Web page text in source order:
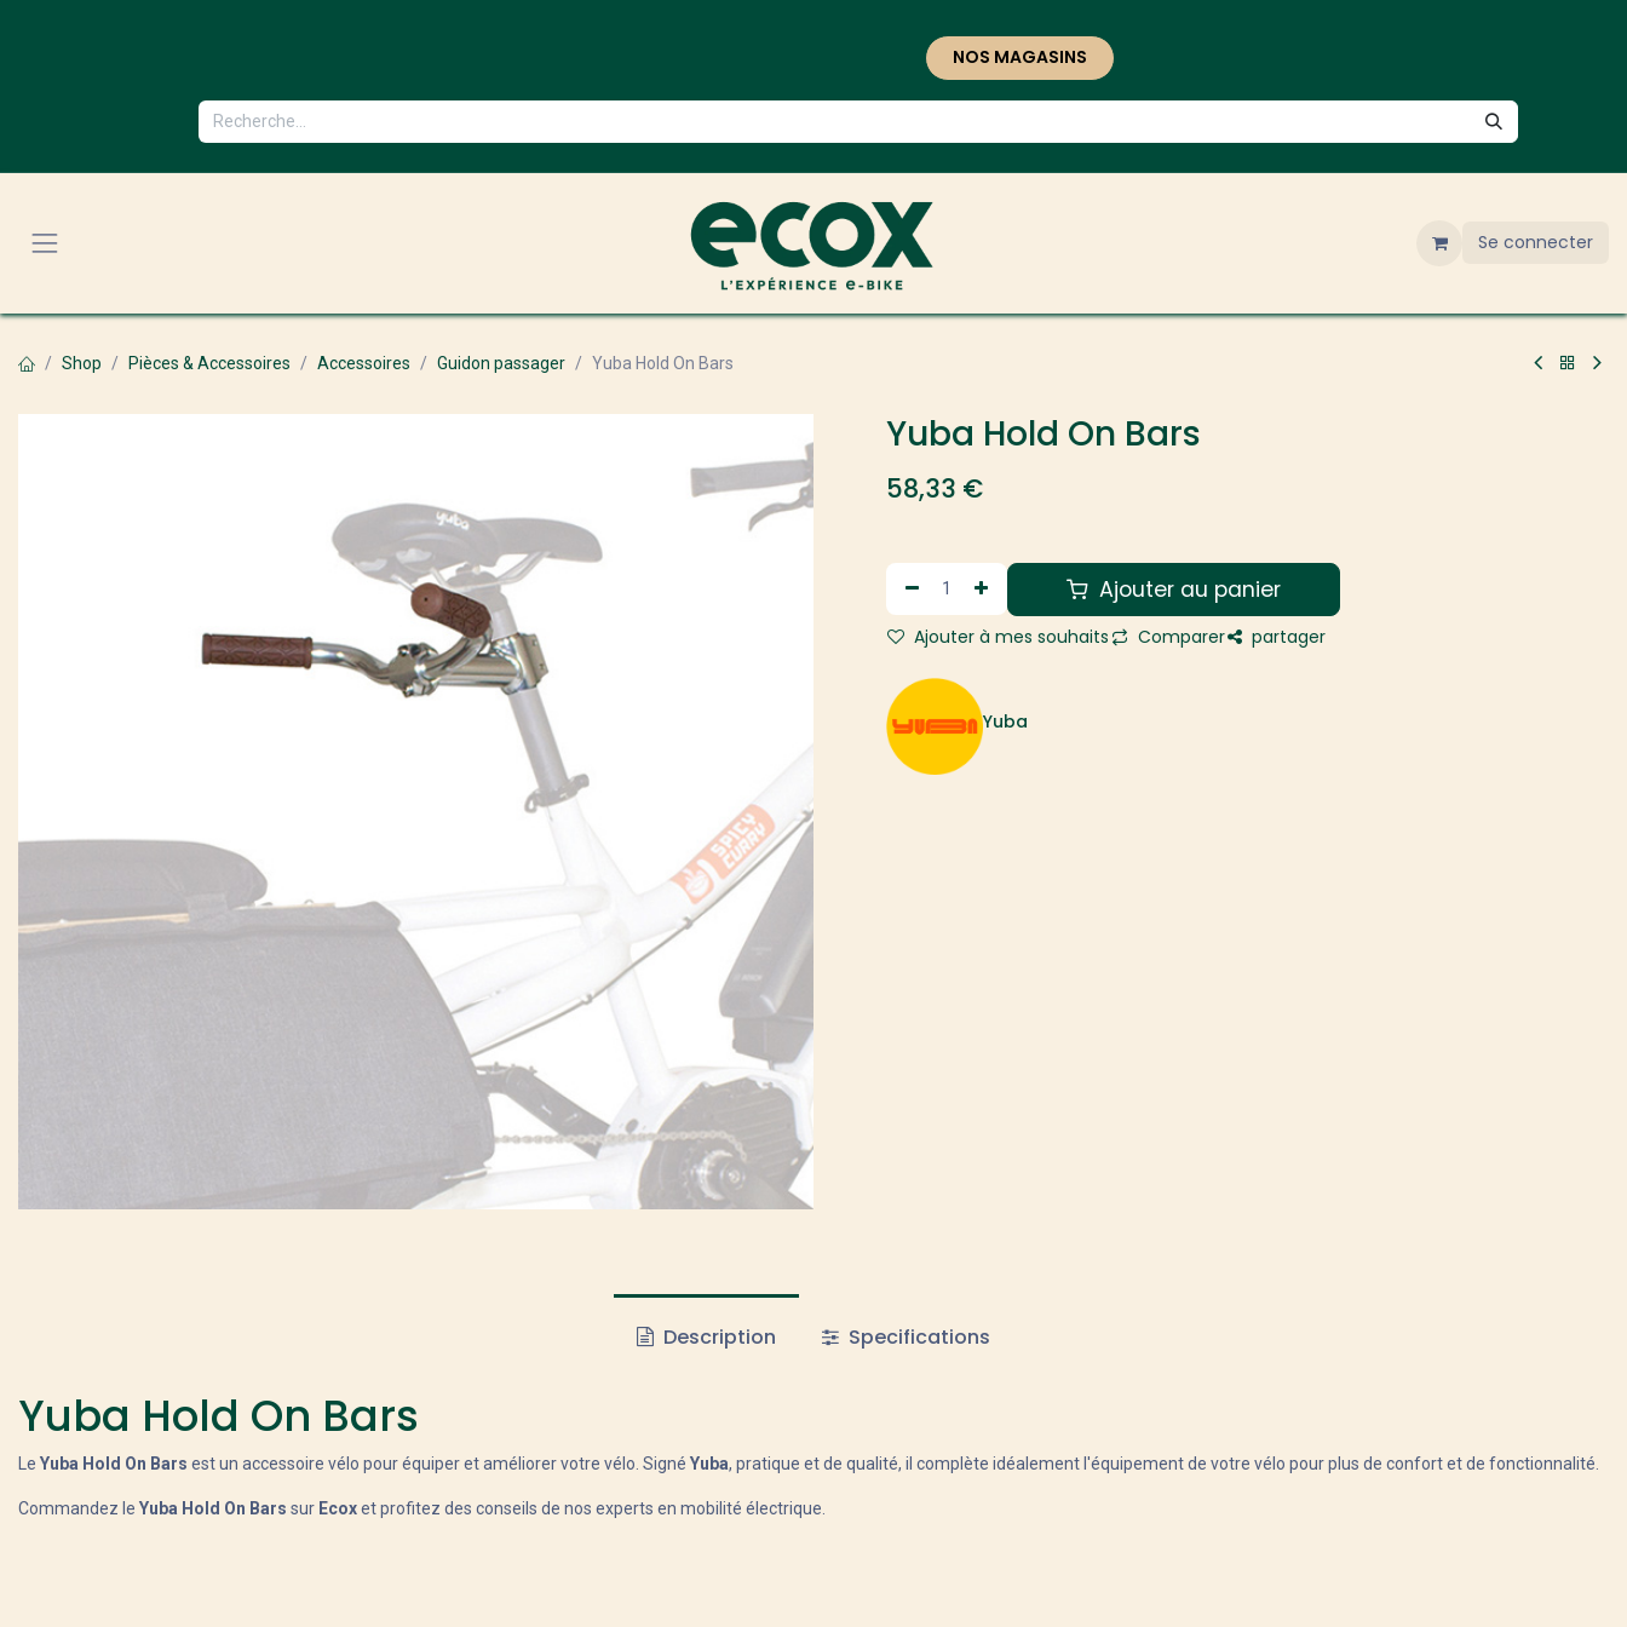
NOS MAGASINS
Se connecter
Shop Pièces & Accessoires Accessoires Guidon passager Yuba Hold On Bars
Yuba Hold On Bars
58,33 €
Ajouter au panier
Ajouter à mes souhaits Comparer partager
Yuba
Description Specifications
Yuba Hold On Bars
Le Yuba Hold On Bars est un accessoire vélo pour équiper et améliorer votre vélo. Signé Yuba, pratique et de qualité, il complète idéalement l'équipement de votre vélo pour plus de confort et de fonctionnalité.
Commandez le Yuba Hold On Bars sur Ecoxet profitez des conseils de nos experts en mobilité électrique.